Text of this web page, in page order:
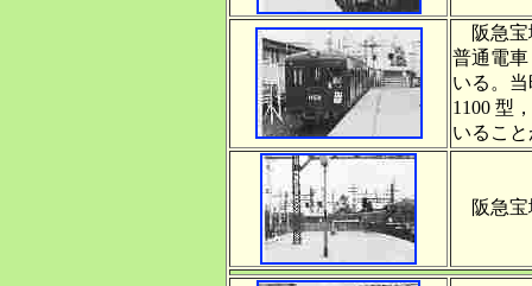
阪急宝
普通電車
いる。
1100 型
いるこ
阪急宝